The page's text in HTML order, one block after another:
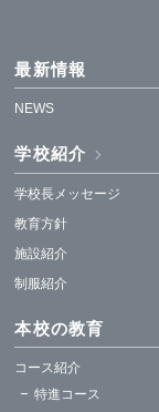
最新情報
NEWS
学校紹介
学校長メッセージ
教育方針
施設紹介
制服紹介
本校の教育
コース紹介
特進コース